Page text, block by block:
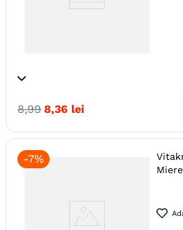
Specie
8,99 8,36 lei
-7%